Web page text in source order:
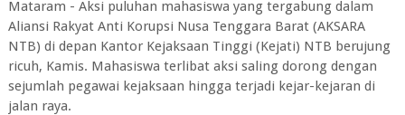
Mataram - Aksi puluhan mahasiswa yang tergabung dalam
Aliansi Rakyat Anti Korupsi Nusa Tenggara Barat (AKSARA
NTB) di depan Kantor Kejaksaan Tinggi (Kejati) NTB berujung
ricuh, Kamis. Mahasiswa terlibat aksi saling dorong dengan
sejumlah pegawai kejaksaan hingga terjadi kejar-kejaran di
jalan raya.